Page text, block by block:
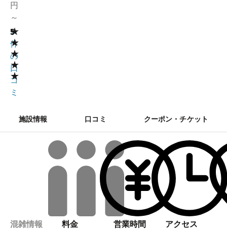
円
～
★
★
★
★
★
5
1
件
の
口
コ
ミ
施設情報 口コミ クーポン・チケット
混雑情報 料金 営業時間 アクセス